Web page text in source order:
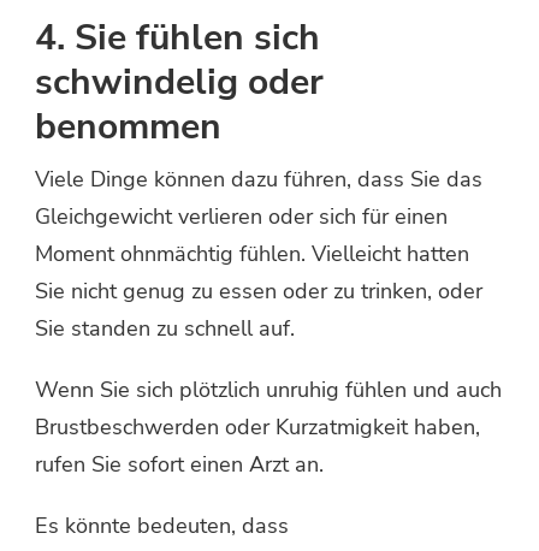
4. Sie fühlen sich
schwindelig oder
benommen
Viele Dinge können dazu führen, dass Sie das
Gleichgewicht verlieren oder sich für einen
Moment ohnmächtig fühlen. Vielleicht hatten
Sie nicht genug zu essen oder zu trinken, oder
Sie standen zu schnell auf.
Wenn Sie sich plötzlich unruhig fühlen und auch
Brustbeschwerden oder Kurzatmigkeit haben,
rufen Sie sofort einen Arzt an.
Es könnte bedeuten, dass